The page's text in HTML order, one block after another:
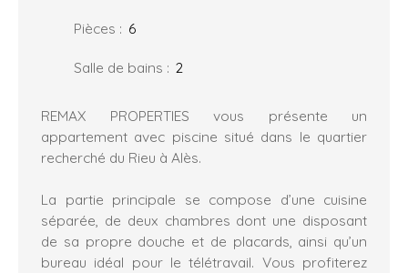
Pièces : 6
Salle de bains : 2
REMAX PROPERTIES vous présente un
appartement avec piscine situé dans le quartier
recherché du Rieu à Alès.
La partie principale se compose d’une cuisine
séparée, de deux chambres dont une disposant
de sa propre douche et de placards, ainsi qu’un
bureau idéal pour le télétravail. Vous profiterez